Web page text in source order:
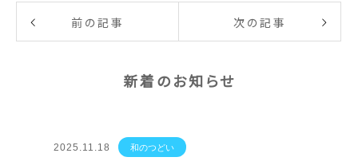
前の記事 次の記事
新着のお知らせ
2025.11.18 和のつどい